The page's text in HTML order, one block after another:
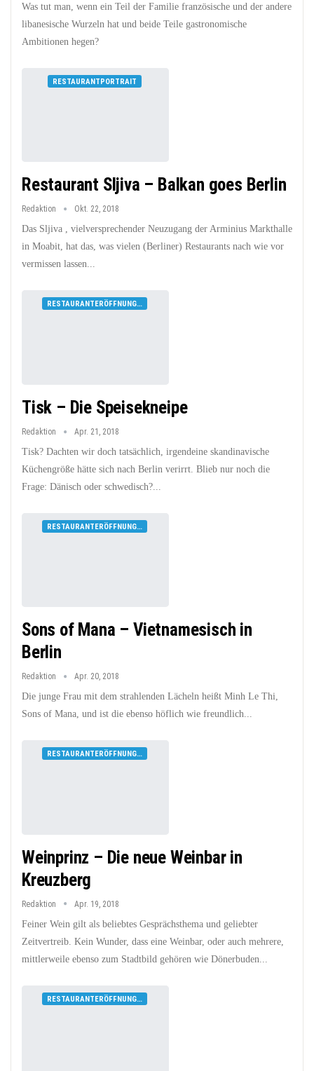
Was tut man, wenn ein Teil der Familie französische und der andere
libanesische Wurzeln hat und beide Teile gastronomische
Ambitionen hegen?
RESTAURANTPORTRAIT
Restaurant Sljiva – Balkan goes Berlin
Redaktion Okt. 22, 2018
Das Sljiva , vielversprechender Neuzugang der Arminius Markthalle
in Moabit, hat das, was vielen (Berliner) Restaurants nach wie vor
vermissen lassen...
RESTAURANTERÖFFNUNGEN
Tisk – Die Speisekneipe
Redaktion Apr. 21, 2018
Tisk? Dachten wir doch tatsächlich, irgendeine skandinavische
Küchengröße hätte sich nach Berlin verirrt. Blieb nur noch die
Frage: Dänisch oder schwedisch?...
RESTAURANTERÖFFNUNGEN
Sons of Mana – Vietnamesisch in
Berlin
Redaktion Apr. 20, 2018
Die junge Frau mit dem strahlenden Lächeln heißt Minh Le Thi,
Sons of Mana, und ist die ebenso höflich wie freundlich...
RESTAURANTERÖFFNUNGEN
Weinprinz – Die neue Weinbar in
Kreuzberg
Redaktion Apr. 19, 2018
Feiner Wein gilt als beliebtes Gesprächsthema und geliebter
Zeitvertreib. Kein Wunder, dass eine Weinbar, oder auch mehrere,
mittlerweile ebenso zum Stadtbild gehören wie Dönerbuden...
RESTAURANTERÖFFNUNGEN